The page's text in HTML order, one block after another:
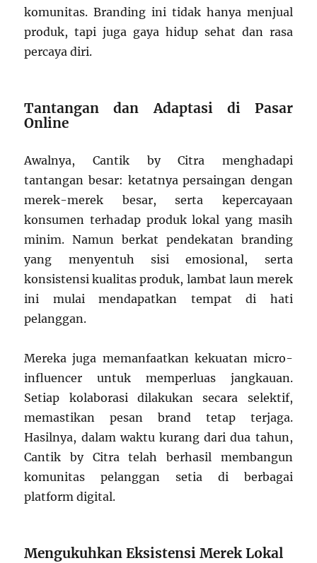
komunitas. Branding ini tidak hanya menjual
produk, tapi juga gaya hidup sehat dan rasa
percaya diri.
Tantangan dan Adaptasi di Pasar
Online
Awalnya, Cantik by Citra menghadapi
tantangan besar: ketatnya persaingan dengan
merek-merek besar, serta kepercayaan
konsumen terhadap produk lokal yang masih
minim. Namun berkat pendekatan branding
yang menyentuh sisi emosional, serta
konsistensi kualitas produk, lambat laun merek
ini mulai mendapatkan tempat di hati
pelanggan.
Mereka juga memanfaatkan kekuatan micro-
influencer untuk memperluas jangkauan.
Setiap kolaborasi dilakukan secara selektif,
memastikan pesan brand tetap terjaga.
Hasilnya, dalam waktu kurang dari dua tahun,
Cantik by Citra telah berhasil membangun
komunitas pelanggan setia di berbagai
platform digital.
Mengukuhkan Eksistensi Merek Lokal